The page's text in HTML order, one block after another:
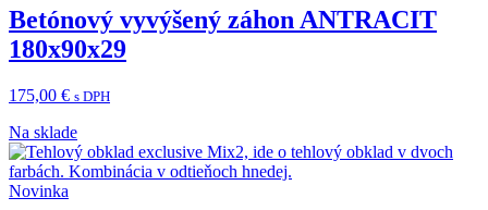
Betónový vyvýšený záhon ANTRACIT
180x90x29
175,00 € s DPH
Na sklade
Novinka